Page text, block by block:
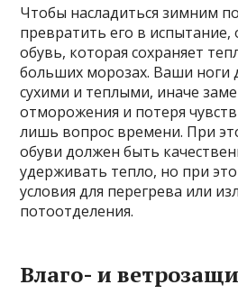
Чтобы насладиться зимним
превратить его в
обувь, которая сохраняет
больших морозах. Ваши ноги
сухими и теплыми, иначе
отморожения и потеря
лишь вопрос времени. При
обуви должен быть
удерживать тепло, но при
условия для перегрева или
потоотделения.
Влаго- и